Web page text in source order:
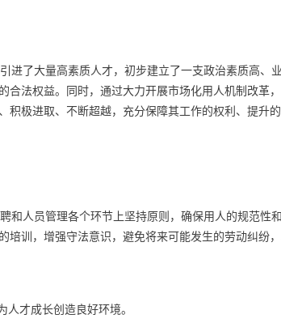
进了大量高素质人才，初步建立了一支政治素质高
法权益。同时，通过大力开展市场化用人机制改革
极进取、不断超越，充分保障其工作的权利、提升
人员管理各个环节上坚持原则，确保用人的规范
训，增强守法意识，避免将来可能发生的劳动纠纷
才成长创造良好环境。